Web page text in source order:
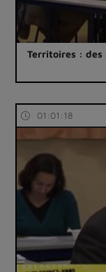
Territoires : des
01:01:18